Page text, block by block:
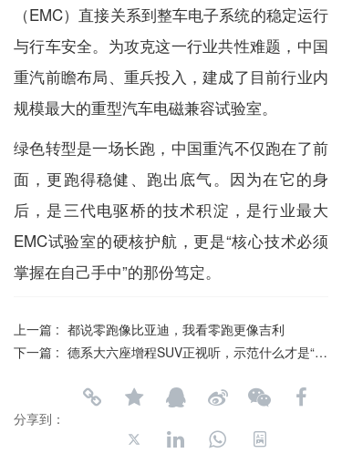
（EMC）直接关系到整车电子系统的稳定运行
与行车安全。为攻克这一行业共性难题，中国
重汽前瞻布局、重兵投入，建成了目前行业内
规模最大的重型汽车电磁兼容试验室。
绿色转型是一场长跑，中国重汽不仅跑在了前
面，更跑得稳健、跑出底气。因为在它的身
后，是三代电驱桥的技术积淀，是行业最大
EMC试验室的硬核护航，更是“核心技术必须
掌握在自己手中”的那份笃定。
上一篇 : 都说零跑像比亚迪，我看零跑更像吉利
下一篇 : 德系大六座增程SUV正视听，示范什么才是“给到用户真正的价值”
分享到：